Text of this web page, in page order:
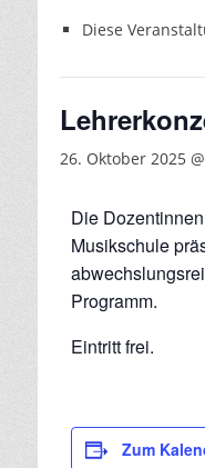
Diese
26. Oktober 2025
Die
Musikschule
Programm.
Eintritt frei.
Zum